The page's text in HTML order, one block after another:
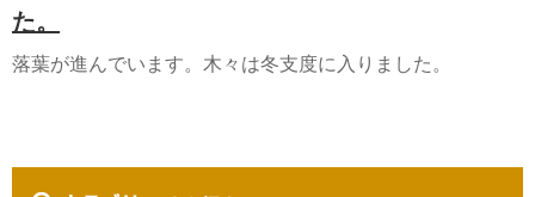
た。
落葉が進んでいます。木々は冬支度に入りました。